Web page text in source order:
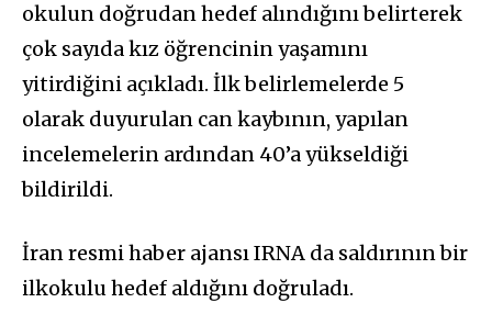
okulun doğrudan hedef alındığını belirterek
çok sayıda kız öğrencinin yaşamını
yitirdiğini açıkladı. İlk belirlemelerde 5
olarak duyurulan can kaybının, yapılan
incelemelerin ardından 40’a yükseldiği
bildirildi.
İran resmi haber ajansı IRNA da saldırının bir
ilkokulu hedef aldığını doğruladı.